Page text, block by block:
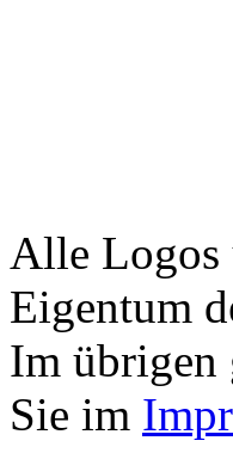
Alle Logos
Eigentum
Im übrigen
Sie im